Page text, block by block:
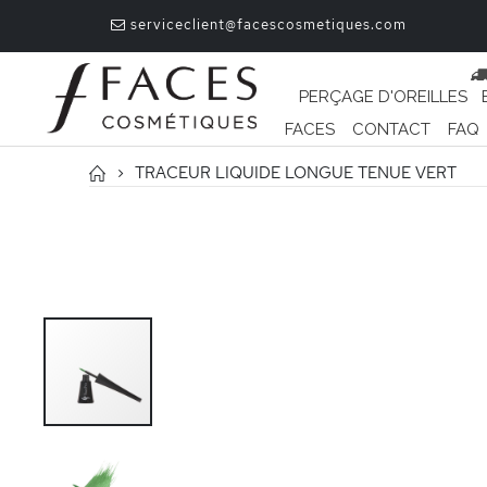
serviceclient@facescosmetiques.com
PERÇAGE D'OREILLES
FACES
CONTACT FAQ
TRACEUR LIQUIDE LONGUE TENUE VERT